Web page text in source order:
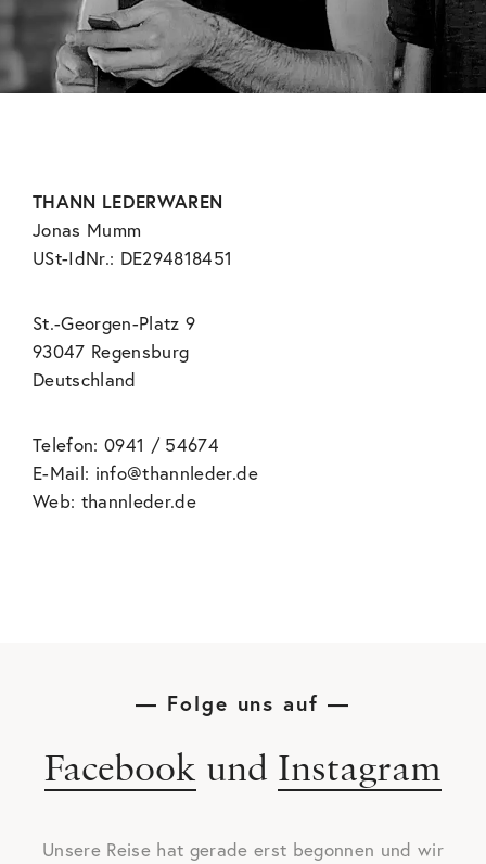
THANN LEDERWAREN
Jonas Mumm
USt-IdNr.: DE294818451
St.-Georgen-Platz 9
93047 Regensburg
Deutschland
Telefon: 0941 / 54674
E-Mail: info@thannleder.de
Web: thannleder.de
— Folge uns auf —
Facebook und Instagram
Unsere Reise hat gerade erst begonnen und wir